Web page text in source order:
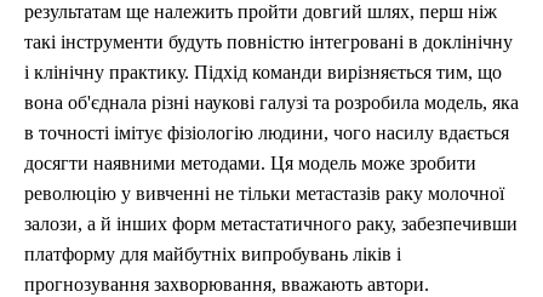
результатам ще належить пройти довгий шлях, перш ніж
такі інструменти будуть повністю інтегровані в доклінічну
і клінічну практику. Підхід команди вирізняється тим, що
вона об'єднала різні наукові галузі та розробила модель, яка
в точності імітує фізіологію людини, чого насилу вдається
досягти наявними методами. Ця модель може зробити
революцію у вивченні не тільки метастазів раку молочної
залози, а й інших форм метастатичного раку, забезпечивши
платформу для майбутніх випробувань ліків і
прогнозування захворювання, вважають автори.